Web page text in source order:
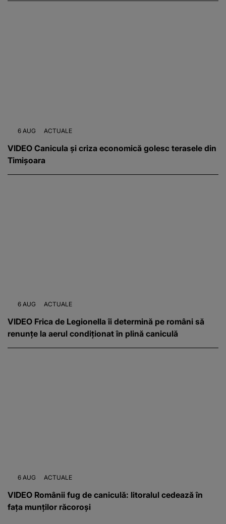
6 AUG ACTUALE
VIDEO Canicula și criza economică golesc terasele din
Timișoara
6 AUG ACTUALE
VIDEO Frica de Legionella îi determină pe români să
renunțe la aerul condiționat în plină caniculă
6 AUG ACTUALE
VIDEO Românii fug de caniculă: litoralul cedează în
fața munților răcoroși